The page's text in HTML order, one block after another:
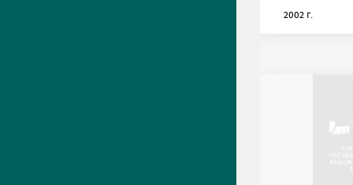
2002 г.